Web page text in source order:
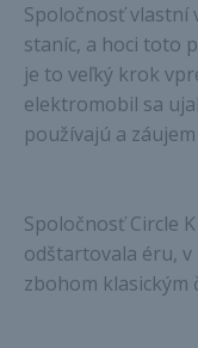
Spoločnosť vlastní
staníc, a hoci toto
je to veľký krok
elektromobil sa
používajú a
Spoločnosť Circle
odštartovala éru,
zbohom klasickým